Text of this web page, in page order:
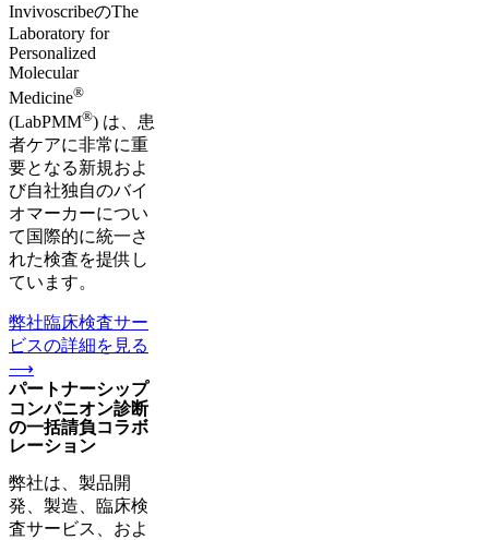
InvivoscribeのThe
Laboratory for
Personalized
Molecular
Medicine®
(LabPMM®) は、患
者ケアに非常に重
要となる新規およ
び自社独自のバイ
オマーカーについ
て国際的に統一さ
れた検査を提供し
ています。
弊社臨床検査サー
ビスの詳細を見る
⟶
パートナーシップ
コンパニオン診断
の一括請負コラボ
レーション
弊社は、製品開
発、製造、臨床検
査サービス、およ